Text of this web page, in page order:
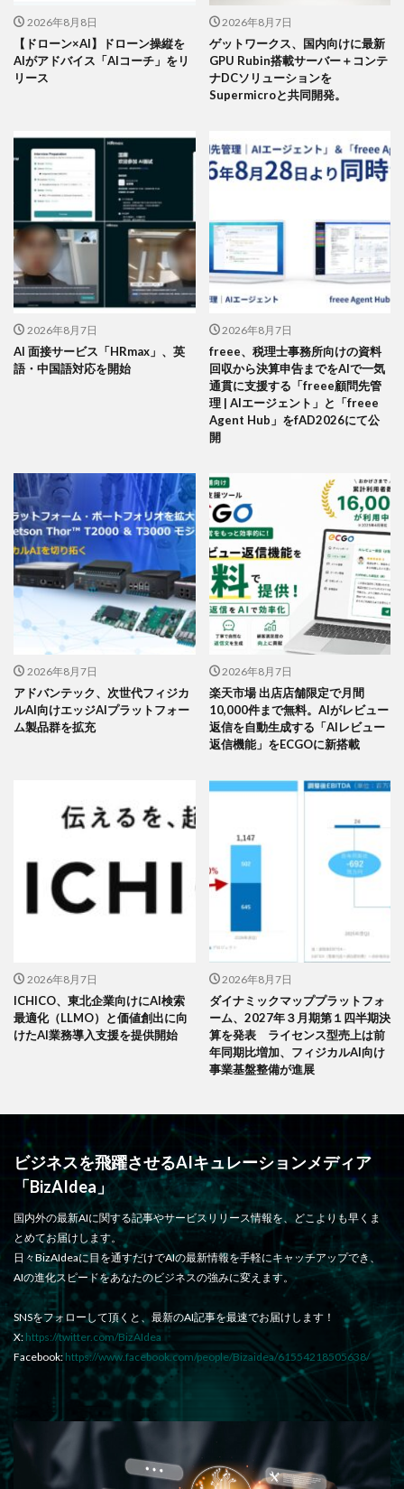
2026年8月8日
【ドローン×AI】ドローン操縦を
AIがアドバイス「AIコーチ」をリ
リース
2026年8月7日
ゲットワークス、国内向けに最新
GPU Rubin搭載サーバー＋コンテ
ナDCソリューションを
Supermicroと共同開発。
2026年8月7日
AI 面接サービス「HRmax」、英
語・中国語対応を開始
2026年8月7日
freee、税理士事務所向けの資料
回収から決算申告までをAIで一気
通貫に支援する「freee顧問先管
理 | AIエージェント」と「freee
Agent Hub」をfAD2026にて公
開
2026年8月7日
アドバンテック、次世代フィジカ
ルAI向けエッジAIプラットフォー
ム製品群を拡充
2026年8月7日
楽天市場 出店店舗限定で月間
10,000件まで無料。AIがレビュー
返信を自動生成する「AIレビュー
返信機能」をECGOに新搭載
2026年8月7日
ICHICO、東北企業向けにAI検索
最適化（LLMO）と価値創出に向
けたAI業務導入支援を提供開始
2026年8月7日
ダイナミックマッププラットフォ
ーム、2027年３月期第１四半期決
算を発表 ライセンス型売上は前
年同期比増加、フィジカルAI向け
事業基盤整備が進展
ビジネスを飛躍させるAIキュレーションメディア
「BizAIdea」
国内外の最新AIに関する記事やサービスリリース情報を、どこよりも早くま
とめてお届けします。
日々BizAIdeaに目を通すだけでAIの最新情報を手軽にキャッチアップでき、
AIの進化スピードをあなたのビジネスの強みに変えます。
SNSをフォローして頂くと、最新のAI記事を最速でお届けします！
X: https://twitter.com/BizAIdea
Facebook: https://www.facebook.com/people/Bizaidea/61554218505638/